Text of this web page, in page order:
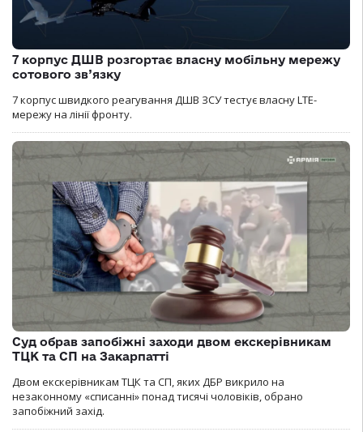
7 корпус ДШВ розгортає власну мобільну мережу
сотового зв’язку
7 корпус швидкого реагування ДШВ ЗСУ тестує власну LTE-
мережу на лінії фронту.
Суд обрав запобіжні заходи двом екскерівникам
ТЦК та СП на Закарпатті
Двом екскерівникам ТЦК та СП, яких ДБР викрило на
незаконному «списанні» понад тисячі чоловіків, обрано
запобіжний захід.